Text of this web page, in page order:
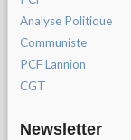
Analyse Politique
Communiste
PCF Lannion
CGT
Newsletter